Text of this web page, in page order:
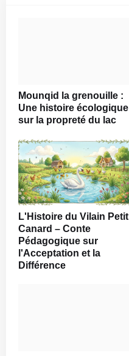
Mounqid la grenouille :
Une histoire écologique
sur la propreté du lac
L'Histoire du Vilain Petit
Canard – Conte
Pédagogique sur
l'Acceptation et la
Différence